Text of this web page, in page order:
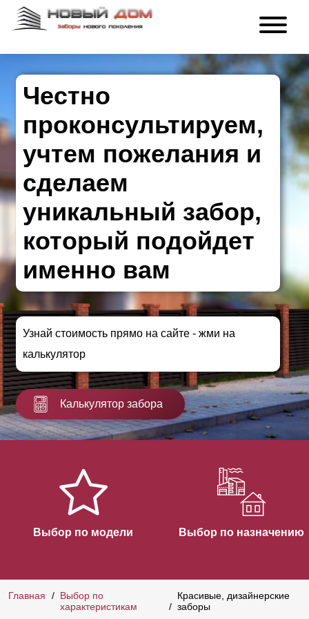
Честно
проконсультируем,
учтем пожелания и
сделаем
уникальный забор,
который подойдет
именно вам
Узнай стоимость прямо на сайте - жми на
калькулятор
Калькулятор забора
Выбор по модели Выбор по назначению
Главная
Выбор по
характеристикам
Красивые, дизайнерские
заборы